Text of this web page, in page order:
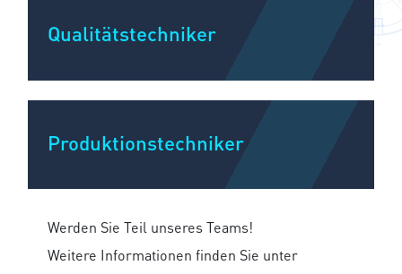
Qualitätstechniker
Produktionstechniker
Werden Sie Teil unseres Teams!
Weitere Informationen finden Sie unter